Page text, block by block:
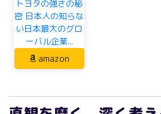
トヨタの強さの秘
密 日本人の知らな
い日本最大のグロ
ーバル企業...
amazon